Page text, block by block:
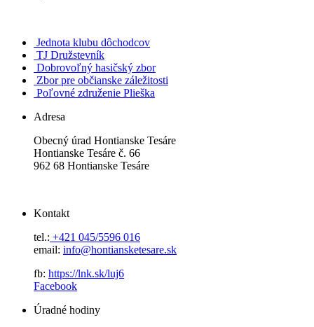
Jednota klubu dôchodcov
TJ Družstevník
Dobrovoľný hasičský zbor
Zbor pre občianske záležitosti
Poľovné združenie Plieška
Adresa
Obecný úrad Hontianske Tesáre
Hontianske Tesáre č. 66
962 68 Hontianske Tesáre
Kontakt
tel.: +421 045/5596 016
email: info@hontiansketesare.sk
fb: https://lnk.sk/luj6
Facebook
Úradné hodiny